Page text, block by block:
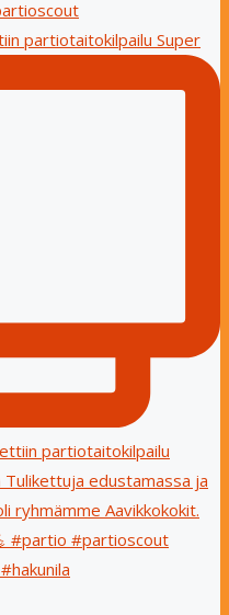
partiotaitokilpailu Super